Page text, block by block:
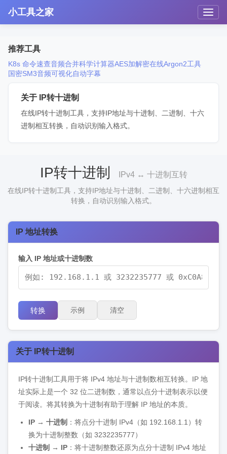
小工具之家
推荐工具
K8s 命令速查音频合并科学计算器AES加解密在线Argon2工具
国密SM3音频可视化自动字幕
关于 IP转十进制
在线IP转十进制工具，支持IP地址与十进制、二进制、十六
进制相互转换，自动识别输入格式。
IP转十进制 IPv4 ↔ 十进制互转
在线IP转十进制工具，支持IP地址与十进制、二进制、十六进制相互
转换，自动识别输入格式。
IP 地址转换
输入 IP 地址或十进制数
转换 示例 清空
关于 IP转十进制
IP转十进制工具用于将 IPv4 地址与十进制数相互转换。IP 地
址实际上是一个 32 位二进制数，通常以点分十进制表示以便
于阅读。将其转换为十进制有助于理解 IP 地址的本质。
IP → 十进制 ：将点分十进制 IPv4（如 192.168.1.1）转
换为十进制整数（如 3232235777）
十进制 → IP ：将十进制整数还原为点分十进制 IPv4 地址